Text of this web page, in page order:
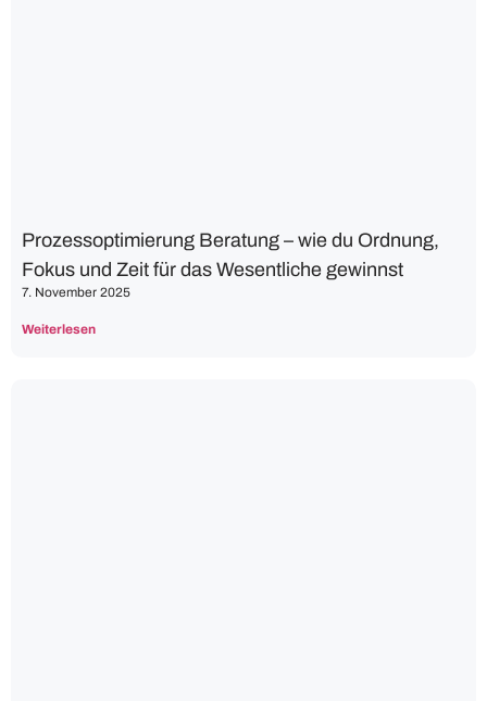
Prozessoptimierung Beratung – wie du Ordnung,
Fokus und Zeit für das Wesentliche gewinnst
7. November 2025
Weiterlesen